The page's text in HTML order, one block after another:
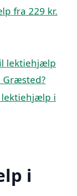
fra 229 kr.
lektiehjælp
lektiehjælp i
i